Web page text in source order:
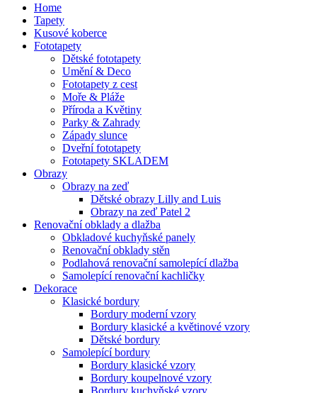
Home
Tapety
Kusové koberce
Fototapety
Dětské fototapety
Umění & Deco
Fototapety z cest
Moře & Pláže
Příroda a Květiny
Parky & Zahrady
Západy slunce
Dveřní fototapety
Fototapety SKLADEM
Obrazy
Obrazy na zeď
Dětské obrazy Lilly and Luis
Obrazy na zeď Patel 2
Renovační obklady a dlažba
Obkladové kuchyňské panely
Renovační obklady stěn
Podlahová renovační samolepící dlažba
Samolepící renovační kachličky
Dekorace
Klasické bordury
Bordury moderní vzory
Bordury klasické a květinové vzory
Dětské bordury
Samolepící bordury
Bordury klasické vzory
Bordury koupelnové vzory
Bordury kuchyňské vzory